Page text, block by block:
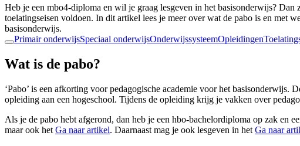
Heb je een mbo4-diploma en wil je graag lesgeven in het basisonderwijs?
toelatingseisen voldoen. In dit artikel lees je meer over wat de pabo is en met
basisonderwijs.
Primair onderwijsSpeciaal onderwijsOnderwijssysteemOpleidingen
Wat is de pabo?
‘Pabo’ is een afkorting voor pedagogische academie voor het
opleiding aan een hogeschool. Tijdens de opleiding krijg je vakken over
Als je de pabo hebt afgerond, dan heb je een hbo-bachelordiploma op zak en
maar ook het Ga naar artikel. Daarnaast mag je ook lesgeven in het Ga naar